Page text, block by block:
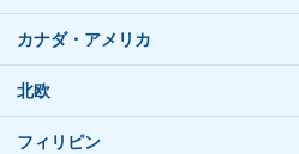
カナダ・アメリカ
北欧
フィリピン